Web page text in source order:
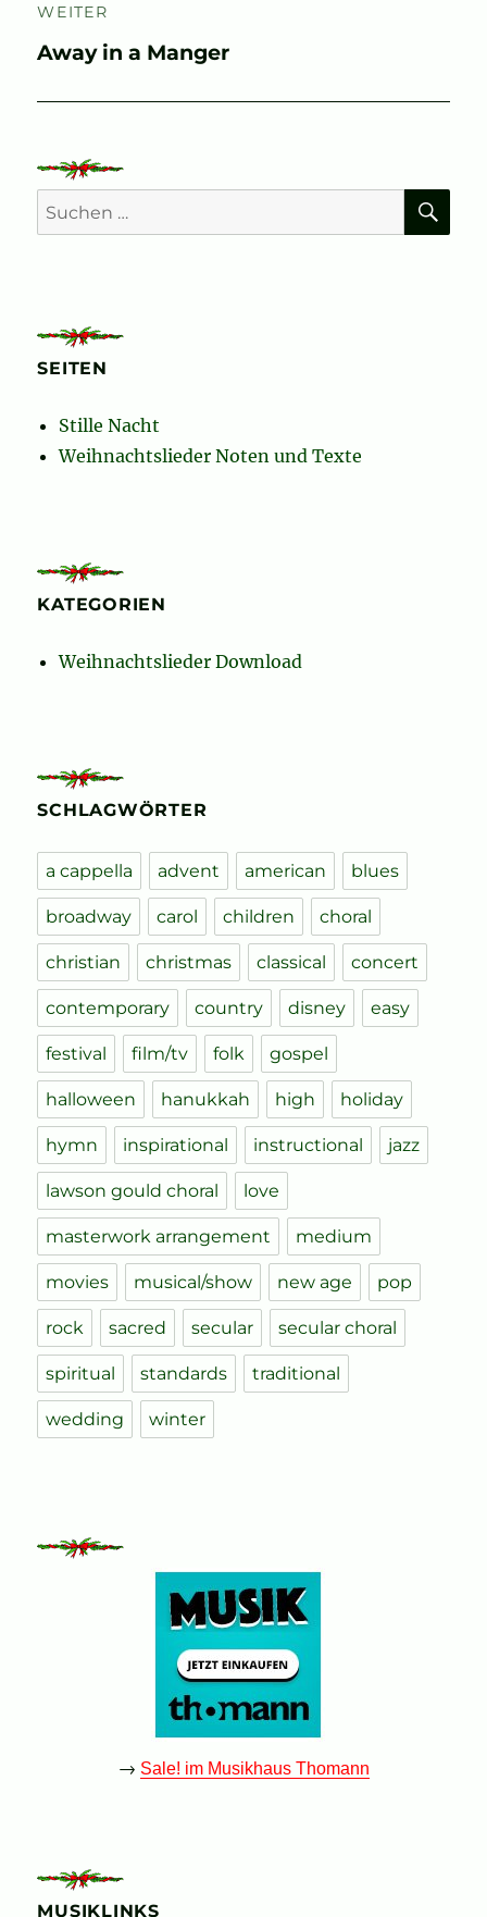
WEITER
Nächster
Away in a Manger
Suchen
nach:
SEITEN
Stille Nacht
Weihnachtslieder Noten und Texte
KATEGORIEN
Weihnachtslieder Download
SCHLAGWÖRTER
a cappella advent american blues
broadway carol children choral
christian christmas classical concert
contemporary country disney easy
festival film/tv folk gospel
halloween hanukkah high holiday
hymn inspirational instructional jazz
lawson gould choral love
masterwork arrangement medium
movies musical/show new age pop
rock sacred secular secular choral
spiritual standards traditional
wedding winter
→ Sale! im Musikhaus Thomann
MUSIKLINKS